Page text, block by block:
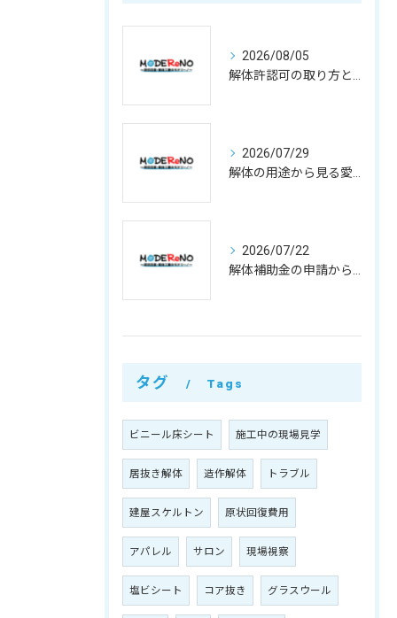
2026/08/05
2026/07/29
2026/07/22
タグ Tags
ビニール床シート 施工中の現場見学
居抜き解体 造作解体 トラブル
建屋スケルトン 原状回復費用
アパレル サロン 現場視察
塩ビシート コア抜き グラスウール